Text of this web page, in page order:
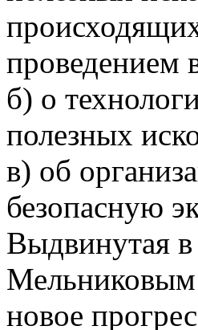
проведением
б) о
полезных
в) об
безопасную
Выдвинутая
Мельниковым
новое